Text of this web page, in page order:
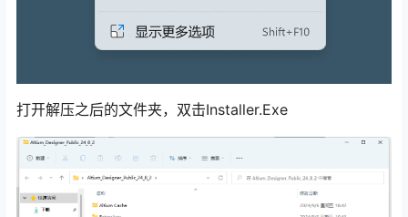
打开解压之后的文件夹，双击Installer.Exe